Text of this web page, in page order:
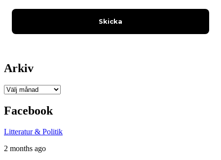
Arkiv
Arkiv
Facebook
Litteratur & Politik
2 months ago